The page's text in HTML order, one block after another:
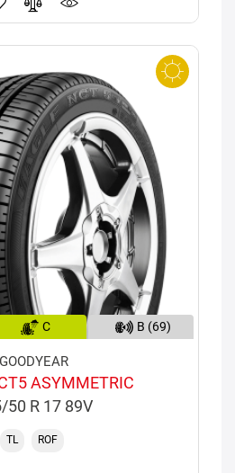
C B (69)
GOODYEAR
ASYMMETRIC
50 R 17 89V
TL ROF